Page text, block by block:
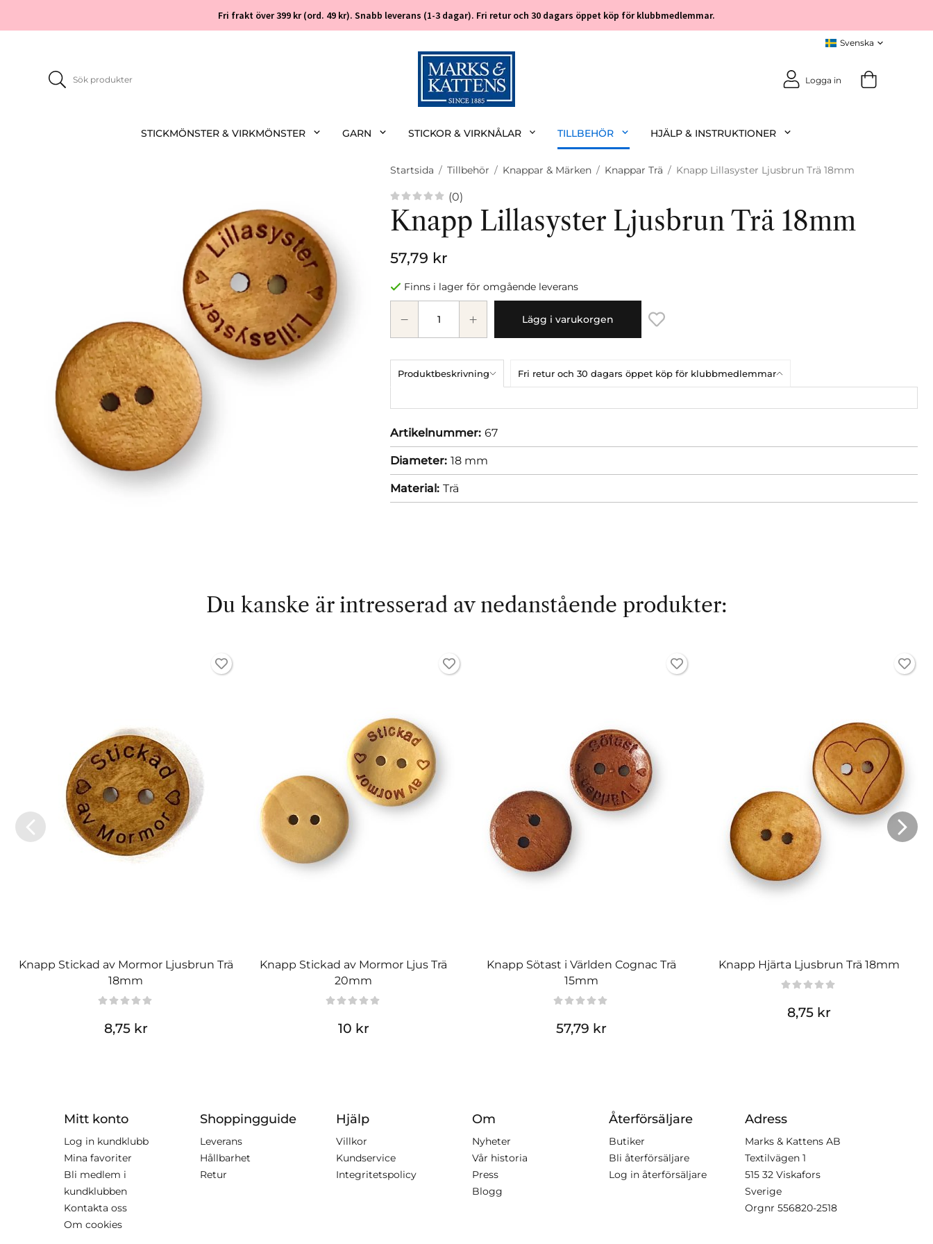
Fri frakt över 399 kr (ord. 49 kr). Snabb leverans (1-3 dagar). Fri retur och 30 dagars öppet köp för klubbmedlemmar.
Logga in
STICKMÖNSTER & VIRKMÖNSTER GARN STICKOR & VIRKNÅLAR TILLBEHÖR HJÄLP & INSTRUKTIONER
Startsida / Tillbehör / Knappar & Märken / Knappar Trä / Knapp Lillasyster Ljusbrun Trä 18mm
(0)
Knapp Lillasyster Ljusbrun Trä 18mm
57,79 kr
Finns i lager för omgående leverans
Lägg i varukorgen
Produktbeskrivning Fri retur och 30 dagars öppet köp för klubbmedlemmar
Artikelnummer: 67
Diameter: 18 mm
Material: Trä
Du kanske är intresserad av nedanstående produkter:
Knapp Stickad av Mormor Ljusbrun Trä
18mm
8,75 kr
Knapp Stickad av Mormor Ljus Trä
20mm
10 kr
Knapp Sötast i Världen Cognac Trä
15mm
57,79 kr
Knapp Hjärta Ljusbrun Trä 18mm
8,75 kr
Mitt konto
Log in kundklubb
Mina favoriter
Bli medlem i
kundklubben
Kontakta oss
Om cookies
Shoppingguide
Leverans
Hållbarhet
Retur
Hjälp
Villkor
Kundservice
Integritetspolicy
Om
Nyheter
Vår historia
Press
Blogg
Återförsäljare
Butiker
Bli återförsäljare
Log in återförsäljare
Adress
Marks & Kattens AB
Textilvägen 1
515 32 Viskafors
Sverige
Orgnr 556820-2518